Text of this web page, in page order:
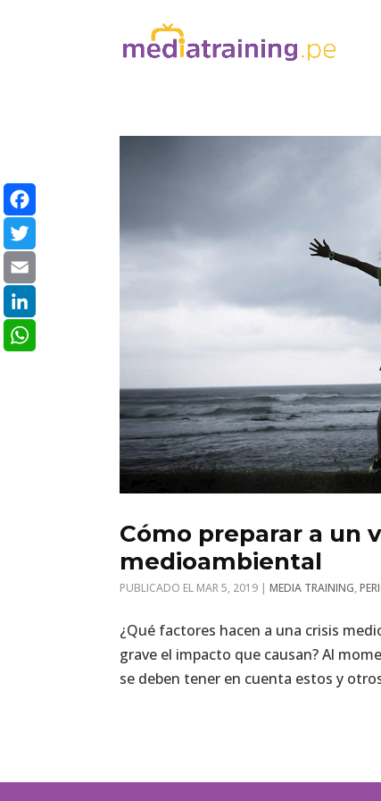
Cómo preparar a un
medioambiental
MAR 5, 2019 |MEDIA TRAINING,
¿Qué factores hacen a una crisis
grave el impacto que causan? Al
se deben tener en cuenta estos y
Facebook
Twitter
Email
LinkedIn